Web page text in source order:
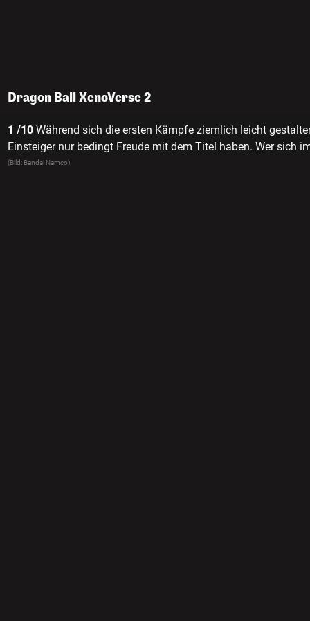
Dragon Ball XenoVerse 2
1 /10 Während sich die ersten Kämpfe ziemlich leicht
Einsteiger nur bedingt Freude mit dem Titel haben. Wer sich
Universum nicht auskennt, dem wird die Bedeutung gewisser
(Bild: Bandai Namco)